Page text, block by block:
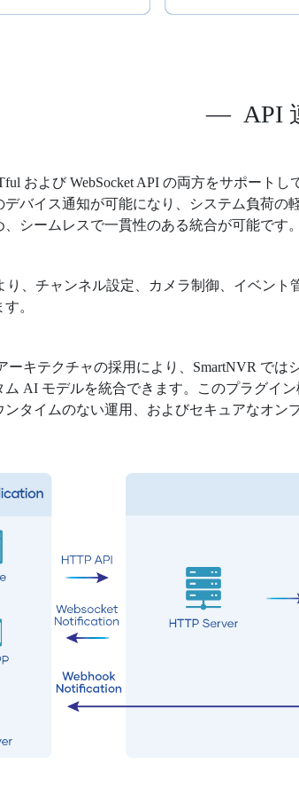
— API
および WebSocket API の両方をサポート
デバイス通知が可能になり、システム負荷
シームレスで一貫性のある統合が可能です。
り、チャンネル設定、カメラ制御、イベン
。
ーキテクチャの採用により、SmartNVR で
AI モデルを統合できます。このプラグイ
タイムのない運用、およびセキュアなオン